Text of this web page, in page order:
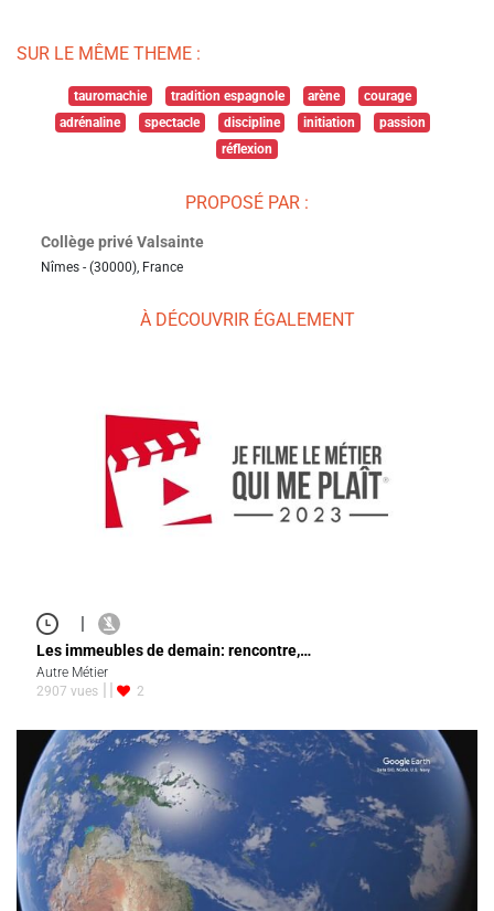
SUR LE MÊME THEME :
tauromachie tradition espagnole arène
courage
adrénaline
spectacle discipline initiation
passion
réflexion
PROPOSÉ PAR :
Collège privé Valsainte
Nîmes - (30000), France
À DÉCOUVRIR ÉGALEMENT
|
Les immeubles de demain: rencontre,…
Autre Métier
2907 vues
2